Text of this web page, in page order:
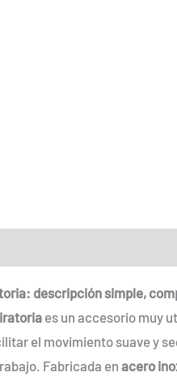
descripción simple,
es un accesorio muy
el movimiento suave y
Fabricada enacero